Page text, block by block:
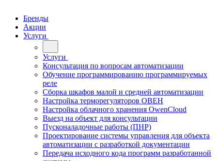
Бренды
Акции
Услуги
Услуги
Консультация по вопросам автоматизации
Обучение программированию программируемых
реле
Сборка шкафов малой и средней автоматизации
Настройка терморегуляторов ОВЕН
Настройка облачного хранения OwenCloud
Выезд на объект для консультации
Пусконаладочные работы (ПНР)
Проектирование системы управления для объекта
автоматизации с разработкой документации
Передача исходного кода программ разработанной